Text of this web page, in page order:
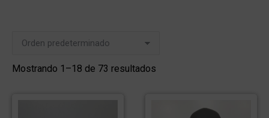
Mostrando 1–18 de 73 resultados